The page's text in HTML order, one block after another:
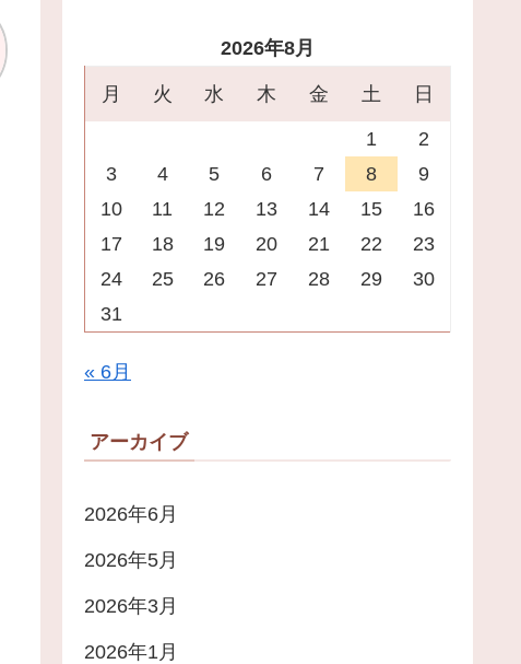
2026年8月
月 火 水 木 金 土 日
1
2
3
4 5 6 7 8
9
10
11 12 13 14 15
16
17
18 19 20 21 22
23
24
25 26 27 28 29
30
31
« 6月
アーカイブ
2026年6月
2026年5月
2026年3月
2026年1月